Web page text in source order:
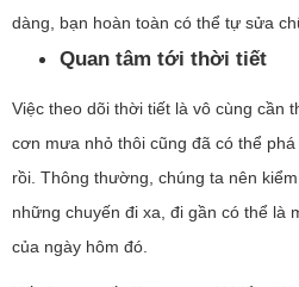
dàng, bạn hoàn toàn có thể tự sửa
Quan tâm tới thời tiết
Việc theo dõi thời tiết là vô cùng cần
cơn mưa nhỏ thôi cũng đã có thể
rồi. Thông thường, chúng ta nên
những chuyến đi xa, đi gần có thể là
của ngày hôm đó.